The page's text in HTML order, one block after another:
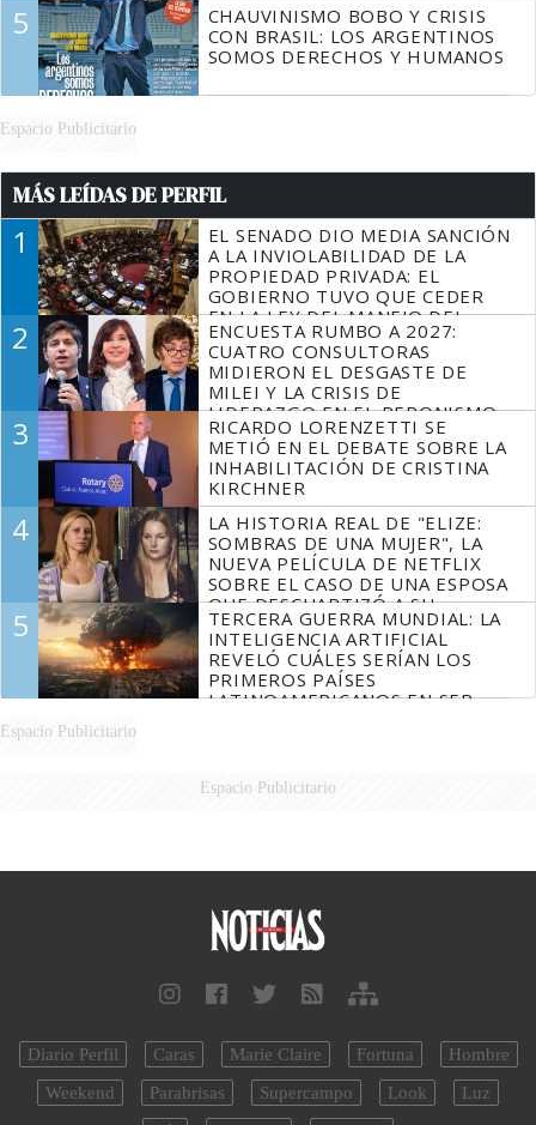
5
CHAUVINISMO BOBO Y CRISIS
CON BRASIL: LOS ARGENTINOS
SOMOS DERECHOS Y HUMANOS
Espacio Publicitario
MÁS LEÍDAS DE PERFIL
1
EL SENADO DIO MEDIA SANCIÓN
A LA INVIOLABILIDAD DE LA
PROPIEDAD PRIVADA: EL
GOBIERNO TUVO QUE CEDER
EN LA LEY DEL MANEJO DEL
FUEGO
2
ENCUESTA RUMBO A 2027:
CUATRO CONSULTORAS
MIDIERON EL DESGASTE DE
MILEI Y LA CRISIS DE
LIDERAZGO EN EL PERONISMO
3
RICARDO LORENZETTI SE
METIÓ EN EL DEBATE SOBRE LA
INHABILITACIÓN DE CRISTINA
KIRCHNER
4
LA HISTORIA REAL DE "ELIZE:
SOMBRAS DE UNA MUJER", LA
NUEVA PELÍCULA DE NETFLIX
SOBRE EL CASO DE UNA ESPOSA
QUE DESCUARTIZÓ A SU
MARIDO
5
TERCERA GUERRA MUNDIAL: LA
INTELIGENCIA ARTIFICIAL
REVELÓ CUÁLES SERÍAN LOS
PRIMEROS PAÍSES
LATINOAMERICANOS EN SER
Espacio Publicitario
Espacio Publicitario
Diario Perfil Caras Marie Claire Fortuna
Hombre
Weekend
Parabrisas Supercampo Look
Luz